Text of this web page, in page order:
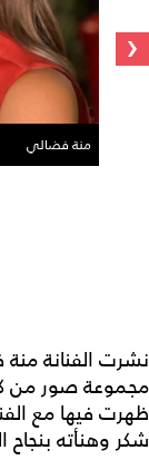
منة فضالي
‹
نشرت الفنانة
مجموعة صور من
ظهرت فيها مع
شكر وهنأته